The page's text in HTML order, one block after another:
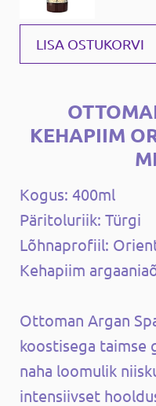
LISA OSTUKORVI
KEHAPIIM
Kogus: 400ml
Päritoluriik: Türgi
Lõhnaprofiil:
Kehapiim
Ottoman Argan
koostisega taimse
naha loomulik
intensiivset